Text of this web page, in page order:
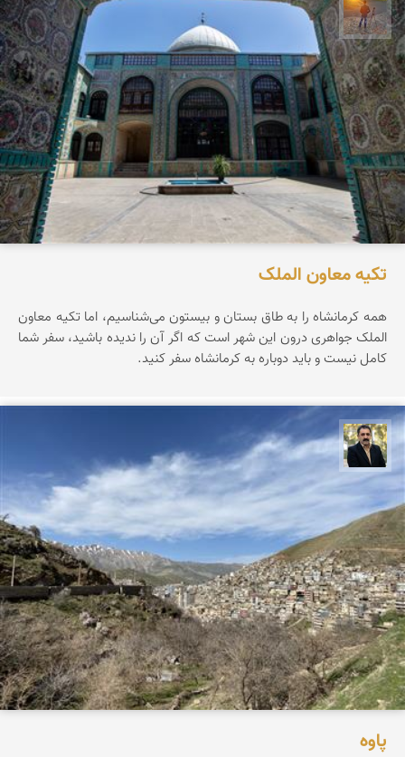
مهدی مخلصیان
تکیه معاون الملک
همه کرمانشاه را به طاق بستان و بیستون می‌شناسیم، اما تکیه معاون
الملک جواهری درون این شهر است که اگر آن را ندیده باشید، سفر شما
کامل نیست و باید دوباره به کرمانشاه سفر کنید.
عدنان مرادی
پاوه